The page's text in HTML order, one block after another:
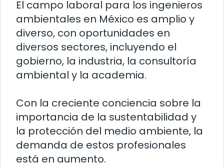
El campo laboral para los ingenieros
ambientales en México es amplio y
diverso, con oportunidades en
diversos sectores, incluyendo el
gobierno, la industria, la consultoría
ambiental y la academia.
Con la creciente conciencia sobre la
importancia de la sustentabilidad y
la protección del medio ambiente, la
demanda de estos profesionales
está en aumento.